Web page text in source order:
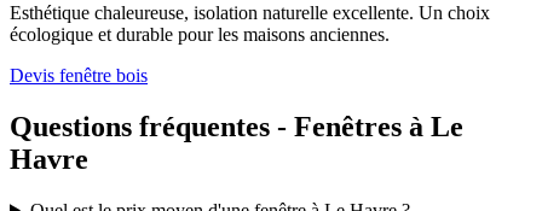
Esthétique chaleureuse, isolation naturelle excellente. Un choix
écologique et durable pour les maisons anciennes.
Devis fenêtre bois
Questions fréquentes - Fenêtres à Le
Havre